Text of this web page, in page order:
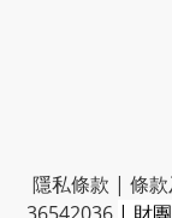
隱私條款 | 條